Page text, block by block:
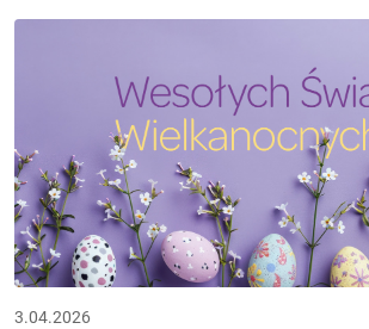
3.04.2026